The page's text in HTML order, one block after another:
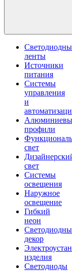
ленты
Источники
питания
Системы
управления
и
профили
свет
свет
Системы
освещения
Наружное
освещение
Гибкий
неон
декор
изделия
Светодиоды